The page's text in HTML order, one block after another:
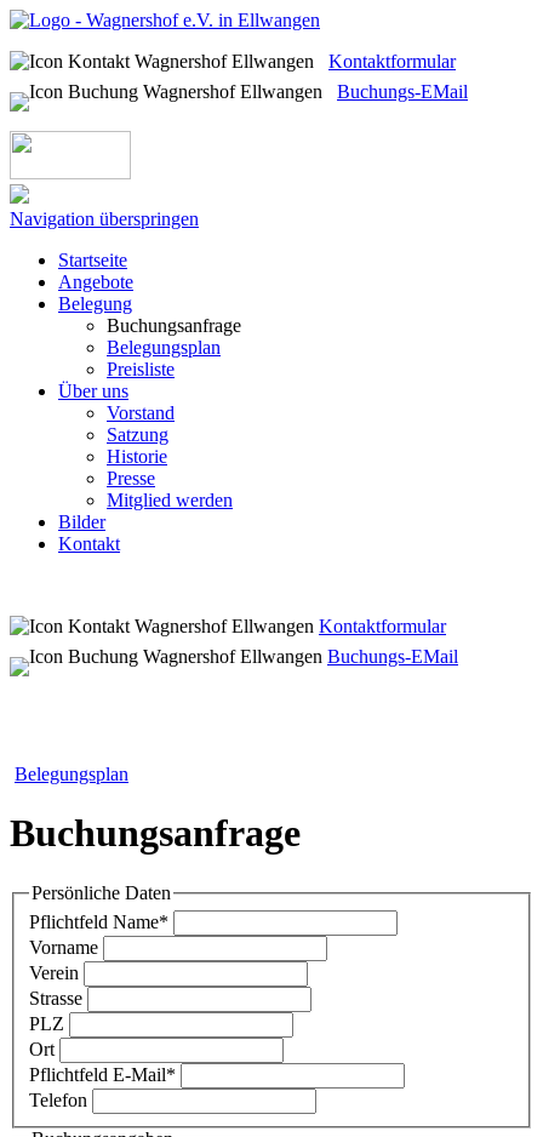
Kontaktformular
Buchungs-EMail
Navigation überspringen
Startseite
Angebote
Belegung
Buchungsanfrage
Belegungsplan
Preisliste
Über uns
Vorstand
Satzung
Historie
Presse
Mitglied werden
Bilder
Kontakt
Kontaktformular
Buchungs-EMail
Belegungsplan
Buchungsanfrage
Persönliche Daten
Pflichtfeld Name*
Vorname
Verein
Strasse
PLZ
Ort
Pflichtfeld E-Mail*
Telefon